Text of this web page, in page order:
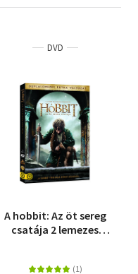
DVD
A hobbit: Az öt sereg
csatája 2 lemezes